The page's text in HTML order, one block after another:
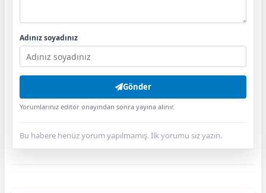
Adınız soyadınız
Gönder
Yorumlarınız editör onayından sonra yayına alınır.
Bu habere henüz yorum yapılmamış. İlk yorumu siz yazın.